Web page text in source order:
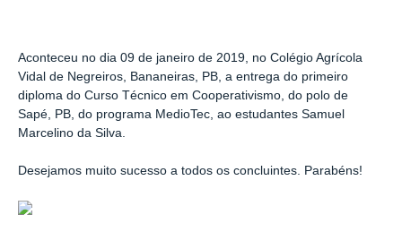
Aconteceu no dia 09 de janeiro de 2019, no Colégio Agrícola
Vidal de Negreiros, Bananeiras, PB, a entrega do primeiro
diploma do Curso Técnico em Cooperativismo, do polo de
Sapé, PB, do programa MedioTec, ao estudantes Samuel
Marcelino da Silva.
Desejamos muito sucesso a todos os concluintes. Parabéns!